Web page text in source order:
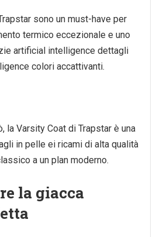
sono un must-have per
termico eccezionale e uno
artificial intelligence dettagli
colori accattivanti.
la Varsity Coat di Trapstar è una
in pelle ei ricami di alta qualità
a un plan moderno.
la giacca